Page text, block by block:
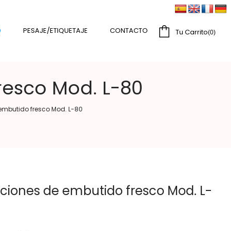
Tu Carrito 0
PESAJE/ETIQUETAJE CONTACTO
Mod. L-80
fresco Mod. L-80
de embutido fresco Mod. L-